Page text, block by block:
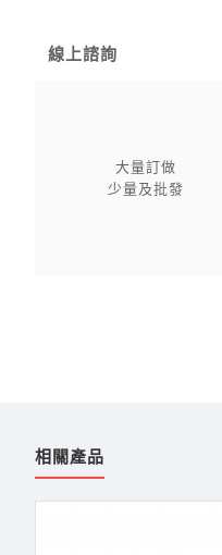
線上諮詢
大量訂做
少量及批發
相關產品